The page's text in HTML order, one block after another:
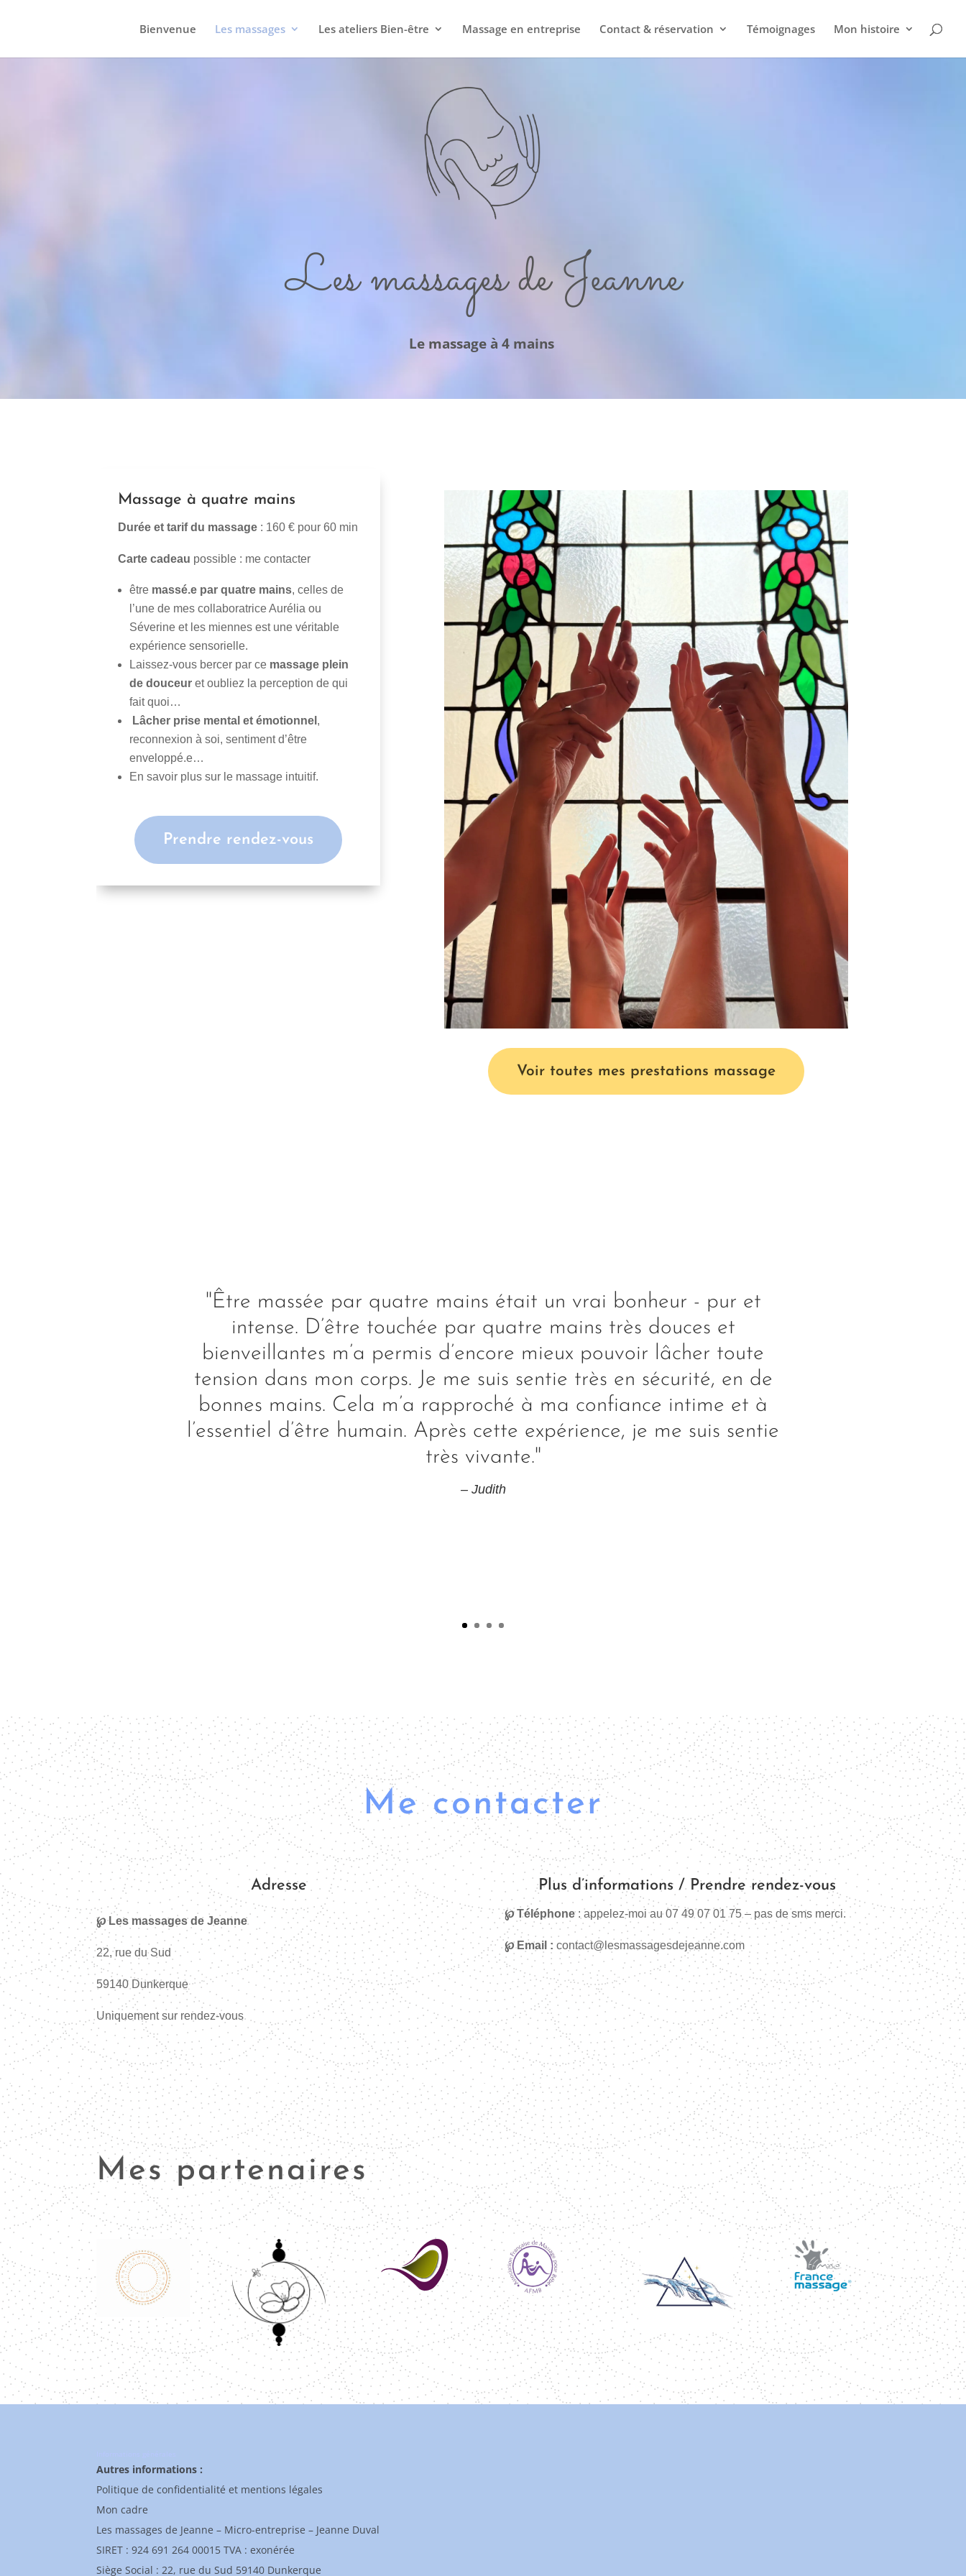
Bienvenue Les massages Les ateliers Bien-être Massage en entreprise Contact & réservation Témoignages Mon histoire
Les massages de Jeanne
Le massage à 4 mains
Massage à quatre mains
Durée et tarif du massage : 160 € pour 60 min
Carte cadeau possible : me contacter
être massé.e par quatre mains, celles de
l’une de mes collaboratrice Aurélia ou
Séverine et les miennes est une véritable
expérience sensorielle.
Laissez-vous bercer par ce massage plein
de douceur et oubliez la perception de qui
fait quoi…
Lâcher prise mental et émotionnel ,
reconnexion à soi, sentiment d’être
enveloppé.e…
En savoir plus sur le massage intuitif.
Prendre rendez-vous
Voir toutes mes prestations massage
"Être massée par quatre mains était un vrai bonheur - pur et
intense. D’être touchée par quatre mains très douces et
bienveillantes m’a permis d’encore mieux pouvoir lâcher toute
tension dans mon corps. Je me suis sentie très en sécurité, en de
bonnes mains. Cela m’a rapproché à ma confiance intime et à
l’essentiel d’être humain. Après cette expérience, je me suis sentie
très vivante."
– Judith
Me contacter
Adresse
℘ Les massages de Jeanne
22, rue du Sud
59140 Dunkerque
Uniquement sur rendez-vous
Plus d’informations / Prendre rendez-vous
℘ Téléphone: appelez-moi au 07 49 07 01 75 – pas de sms merci.
℘ Email : contact@lesmassagesdejeanne.com
Mes partenaires
Autres informations :
Politique de confidentialité et mentions légales
Mon cadre
Les massages de Jeanne – Micro-entreprise – Jeanne Duval
SIRET : 924 691 264 00015 TVA : exonérée
Siège Social : 22, rue du Sud 59140 Dunkerque